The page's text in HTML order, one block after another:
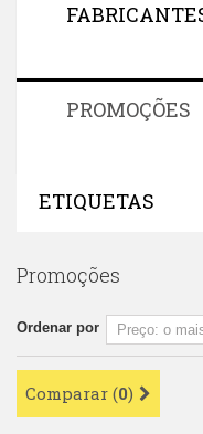
PROMOÇÕES
ETIQUETAS
Promoções
Ordenar por
Comparar (0)